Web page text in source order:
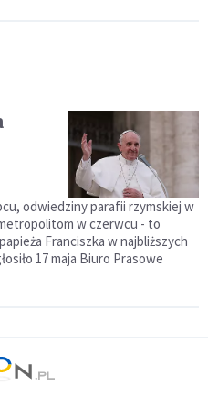
odwiedziny parafii rzymskiej w
w czerwcu - to
Franciszka w najbliższych
17 maja Biuro Prasowe